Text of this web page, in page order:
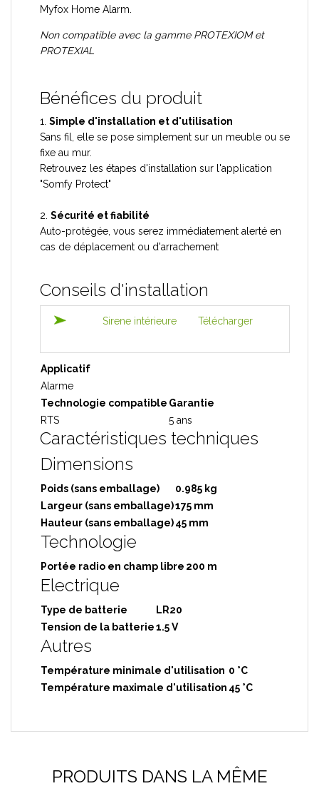
Myfox Home Alarm.
Non compatible avec la gamme PROTEXIOM et
PROTEXIAL
Bénéfices du produit
1. Simple d'installation et d'utilisation
Sans fil, elle se pose simplement sur un meuble ou se
fixe au mur.
Retrouvez les étapes d'installation sur l'application
"Somfy Protect"
2. Sécurité et fiabilité
Auto-protégée, vous serez immédiatement alerté en
cas de déplacement ou d'arrachement
Conseils d'installation
Sirene intérieure Télécharger
Applicatif
Alarme
Technologie compatible Garantie
RTS
5 ans
Caractéristiques techniques
Dimensions
Poids (sans emballage)
0.985 kg
Largeur (sans emballage)175 mm
Hauteur (sans emballage)45 mm
Technologie
Portée radio en champ libre 200 m
Electrique
Type de batterie
LR20
Tension de la batterie1.5 V
Autres
Température minimale d'utilisation 0 °C
Température maximale d'utilisation 45 °C
PRODUITS DANS LA MÊME